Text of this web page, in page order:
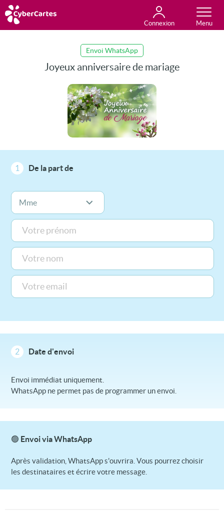
Connexion
Toutes les cartes
Envoi WhatsApp
Joyeux anniversaire de mariage
1 De la part de
2 Date d'envoi
Envoi immédiat uniquement.
WhatsApp ne permet pas de programmer un envoi.
🟢 Envoi via WhatsApp
Après validation, WhatsApp s'ouvrira. Vous pourrez choisir
les destinataires et écrire votre message.